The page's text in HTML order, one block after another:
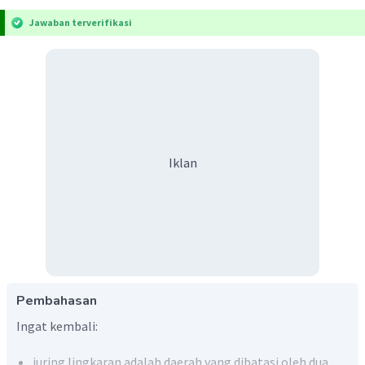
Jawaban terverifikasi
Iklan
Pembahasan
Ingat kembali:
juring lingkaran adalah daerah yang dibatasi oleh dua